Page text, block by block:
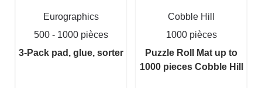
Eurographics
500 - 1000 pièces
3-Pack pad, glue, sorter
Cobble Hill
1000 pièces
Puzzle Roll Mat up to
1000 pieces Cobble Hill